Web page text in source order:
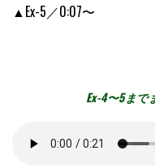
▲Ex-5／0:07〜
Ex-4〜5まで